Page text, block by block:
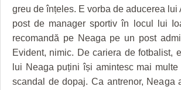
greu de înțeles. E vorba de aducerea lui
post de manager sportiv în locul lui
recomandă pe Neaga pe un post
Evident, nimic. De cariera de fotbalist,
lui Neaga puțini își amintesc mai
scandal de dopaj. Ca antrenor, Neaga